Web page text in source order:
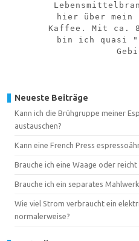
hier über mein
Kaffee. Mit ca. 8
bin ich quasi
Neueste Beiträge
Kann ich die Brühgruppe meiner
austauschen?
Kann eine French Press
Brauche ich eine Waage oder
Brauche ich ein separates
Wie viel Strom verbraucht ein
normalerweise?